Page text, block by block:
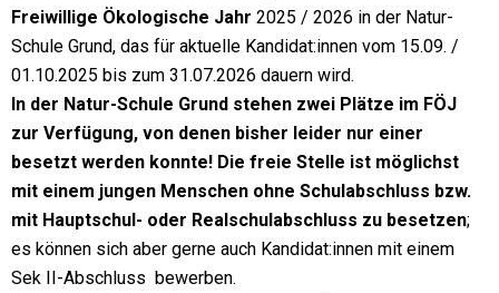
Freiwillige Ökologische Jahr 2025 / 2026 in der Natur-
Schule Grund, das für aktuelle Kandidat:innen vom 15.09. /
01.10.2025 bis zum 31.07.2026 dauern wird.
In der Natur-Schule Grund stehen zwei Plätze im FÖJ
zur Verfügung, von denen bisher leider nur einer
besetzt werden konnte! Die freie Stelle ist möglichst
mit einem jungen Menschen ohne Schulabschluss bzw.
mit Hauptschul- oder Realschulabschluss zu besetzen;
es können sich aber gerne auch Kandidat:innen mit einem
Sek II-Abschluss bewerben.